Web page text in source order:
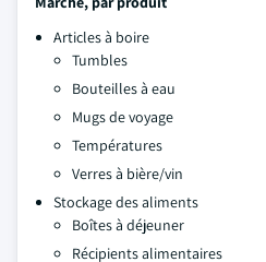
Articles à boire
Tumbles
Bouteilles à eau
Mugs de voyage
Températures
Verres à bière/vin
Stockage des aliments
Boîtes à déjeuner
Récipients alimentaires